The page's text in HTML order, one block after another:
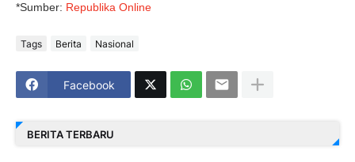
*Sumber: Republika Online
Tags Berita Nasional
Facebook
BERITA TERBARU